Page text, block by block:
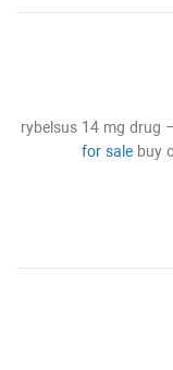
rybelsus 14 mg drug –
for sale buy